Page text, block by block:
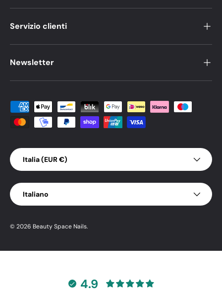
Servizio clienti
Newsletter
Metodi di pagamento accettati
Paese/Regione
Italia (EUR €)
Lingua
Italiano
© 2026 Beauty Space Nails.
4.9